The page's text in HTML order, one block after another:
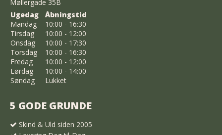
Møllergade 35B
Ugedag
Åbningstid
Mandag
10:00 - 16:30
Tirsdag
10:00 - 12:00
Onsdag
10:00 - 17:30
Torsdag
10:00 - 16:30
Fredag
10:00 - 12:00
Lørdag
10:00 - 14:00
Søndag
Lukket
5 GODE GRUNDE
Skind & Uld siden 2005